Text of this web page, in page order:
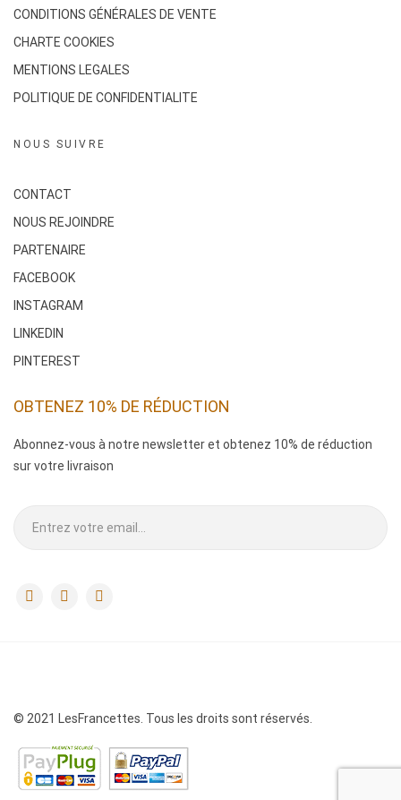
CONDITIONS GÉNÉRALES DE VENTE
CHARTE COOKIES
MENTIONS LEGALES
POLITIQUE DE CONFIDENTIALITE
NOUS SUIVRE
CONTACT
NOUS REJOINDRE
PARTENAIRE
FACEBOOK
INSTAGRAM
LINKEDIN
PINTEREST
OBTENEZ 10% DE RÉDUCTION
Abonnez-vous à notre newsletter et obtenez 10% de réduction
sur votre livraison
© 2021 LesFrancettes. Tous les droits sont réservés.